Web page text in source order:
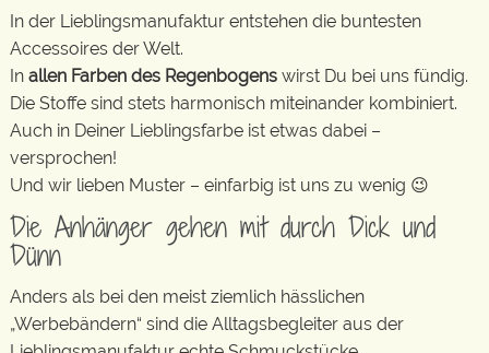
In der Lieblingsmanufaktur entstehen die buntesten
Accessoires der Welt.
In allen Farben des Regenbogens wirst Du bei uns fündig.
Die Stoffe sind stets harmonisch miteinander kombiniert.
Auch in Deiner Lieblingsfarbe ist etwas dabei –
versprochen!
Und wir lieben Muster – einfarbig ist uns zu wenig 😉
Die Anhänger gehen mit durch Dick und
Dünn
Anders als bei den meist ziemlich hässlichen
„Werbebändern“ sind die Alltagsbegleiter aus der